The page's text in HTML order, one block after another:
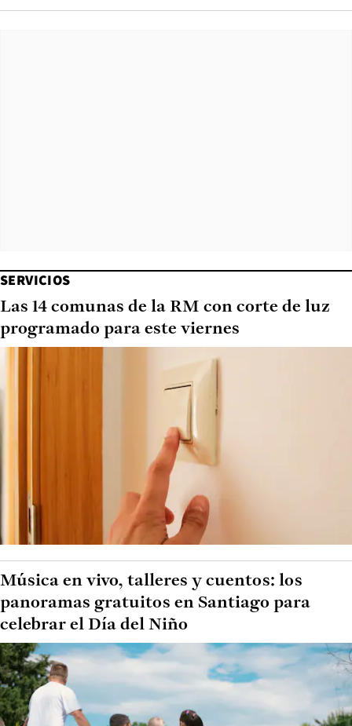
SERVICIOS
Las 14 comunas de la RM con corte de luz
programado para este viernes
Música en vivo, talleres y cuentos: los
panoramas gratuitos en Santiago para
celebrar el Día del Niño